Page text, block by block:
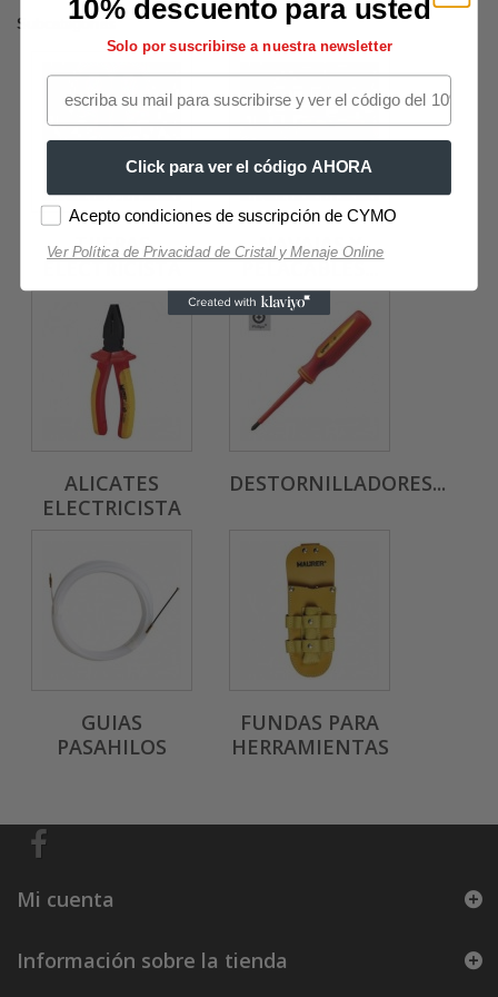
Subcategorías
TIJERAS
ELECTRICISTA
NAVAJAS Y
PELACABLES...
ALICATES
ELECTRICISTA
DESTORNILLADORES...
GUIAS
PASAHILOS
FUNDAS PARA
HERRAMIENTAS
Mi cuenta
Información sobre la tienda
10% descuento para usted
Solo por suscribirse a nuestra newsletter
Click para ver el código AHORA
Acepto condiciones de suscripción de CYMO
Ver Política de Privacidad de Cristal y Menaje Online